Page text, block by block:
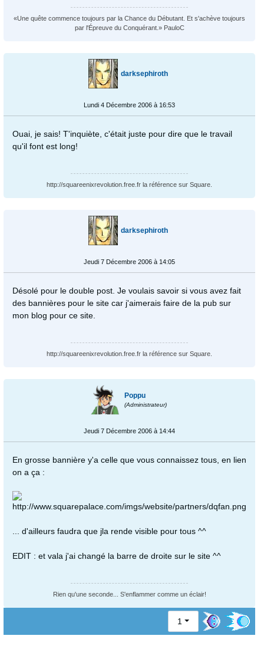
«Une quête commence toujours par la Chance du Débutant. Et s'achève toujours
par l'Épreuve du Conquérant.» PauloC
darksephiroth
Lundi 4 Décembre 2006 à 16:53
Ouai, je sais! T'inquiète, c'était juste pour dire que le travail
qu'il font est long!
http://squareenixrevolution.free.fr la référence sur Square.
darksephiroth
Jeudi 7 Décembre 2006 à 14:05
Désolé pour le double post. Je voulais savoir si vous avez fait
des bannières pour le site car j'aimerais faire de la pub sur
mon blog pour ce site.
http://squareenixrevolution.free.fr la référence sur Square.
Poppu
(Administrateur)
Jeudi 7 Décembre 2006 à 14:44
En grosse bannière y'a celle que vous connaissez tous, en lien
on a ça :
... d'ailleurs faudra que jla rende visible pour tous ^^
EDIT : et vala j'ai changé la barre de droite sur le site ^^
Rien qu'une seconde... S'enflammer comme un éclair!
1